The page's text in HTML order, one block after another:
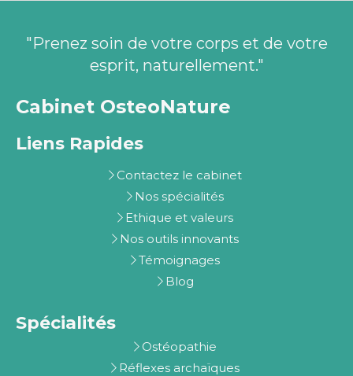
Cabinet OsteoNature
"Prenez soin de votre corps et de votre
esprit, naturellement."
Liens Rapides
Contactez le cabinet
Nos spécialités
Ethique et valeurs
Nos outils innovants
Témoignages
Blog
Spécialités
Ostéopathie
Réflexes archaïques